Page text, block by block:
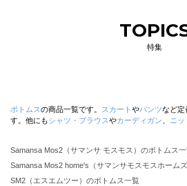
特集
ボトムスの商品一覧です。 スカート やパンツなど定
す。他にもシャツ・ブラウスやカーディガン ニ
Samansa Mos2（サマンサ モスモス）のボトムス
Samansa Mos2 home's（サマンサモスモスホーム
SM2（エスエムツー）のボトムス一覧